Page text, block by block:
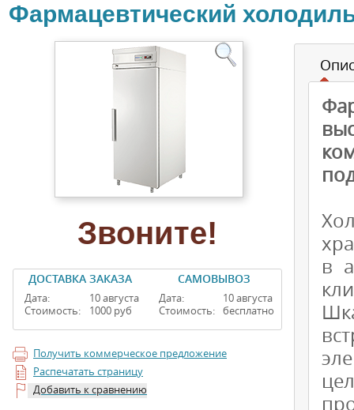
Фармацевтический
Звоните!
ДОСТАВКА ЗАКАЗА
Дата:
Стоимость:
10 августа
1000 руб
САМОВЫВОЗ
Дата:
Стоимость:
10 августа
бесплатно
Получить коммерческое предложение
Распечатать страницу
Добавить к сравнению
в